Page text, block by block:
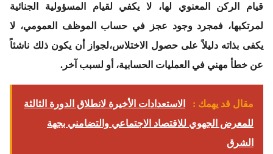
قيام الركن المعنوي لها، لا يكفي لقيام المسؤولية الجنائية
لمرتكبها، فمجرد وجود عجز في حساب الموظف العمومي، لا
يكفى بذاته دليلاً على حصول الاختلاس،لجواز أن يكون ذلك ناشئاً
عن خطأ مهني في العمليات الحسابية، أو لسبب آخر.
مقال قد يهمك :
الاستعدادات الأخيرة لانطلاق الدورة الثالثة
للمعرض الجهوي للاقتصاد الاجتماعي والتضامني بجهة
الشرق